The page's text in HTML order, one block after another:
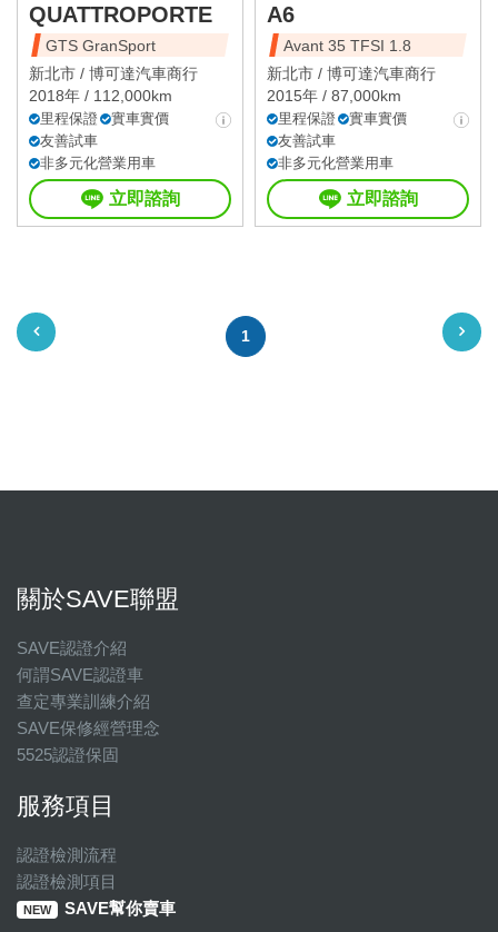
QUATTROPORTE
GTS GranSport
新北市 / 博可達汽車商行
2018年 / 112,000km
里程保證
實車實價
友善試車
非多元化營業用車
立即諮詢
A6
Avant 35 TFSI 1.8
新北市 / 博可達汽車商行
2015年 / 87,000km
里程保證
實車實價
友善試車
非多元化營業用車
立即諮詢
1
關於SAVE聯盟
SAVE認證介紹
何謂SAVE認證車
查定專業訓練介紹
SAVE保修經營理念
5525認證保固
服務項目
認證檢測流程
認證檢測項目
NEW SAVE幫你賣車